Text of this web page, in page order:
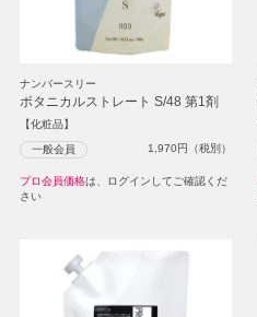
ナンバースリー
ボタニカルストレート S/48 第1剤
【化粧品】
一般会員 1,970円（税別）
プロ会員価格は、ログインしてご確認くだ
さい